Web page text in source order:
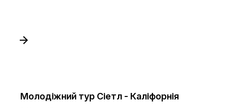
Молодіжний тур Сіетл - Каліфорнія